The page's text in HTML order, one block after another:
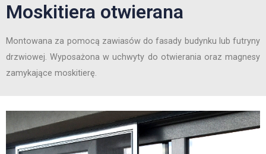
Moskitiera otwierana
Montowana za pomocą zawiasów do fasady budynku lub futryny
drzwiowej. Wyposażona w uchwyty do otwierania oraz magnesy
zamykające moskitierę.